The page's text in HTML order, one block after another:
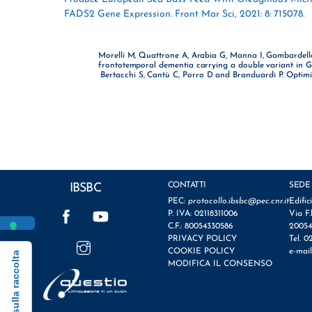
FADS2 Gene Expression. Front Mar Sci, 2021: 8: 715078.
Morelli M, Quattrone A, Arabia G, Manna I,
frontotemporal dementia carrying a double variant in
Bertacchi S, Cantù C, Porro D and Branduardi P.
IBSBC
CONTATTI
PEC: protocollo.ibsbc@pec.cnr.it
P. IVA: 02118311006
C.F.: 80054330586
PRIVACY POLICY
COOKIE POLICY
MODIFICA IL CONSENSO
SEDE
Via
Tel.
e-